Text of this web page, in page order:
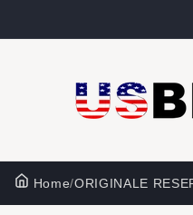
Home/ORIGINALE